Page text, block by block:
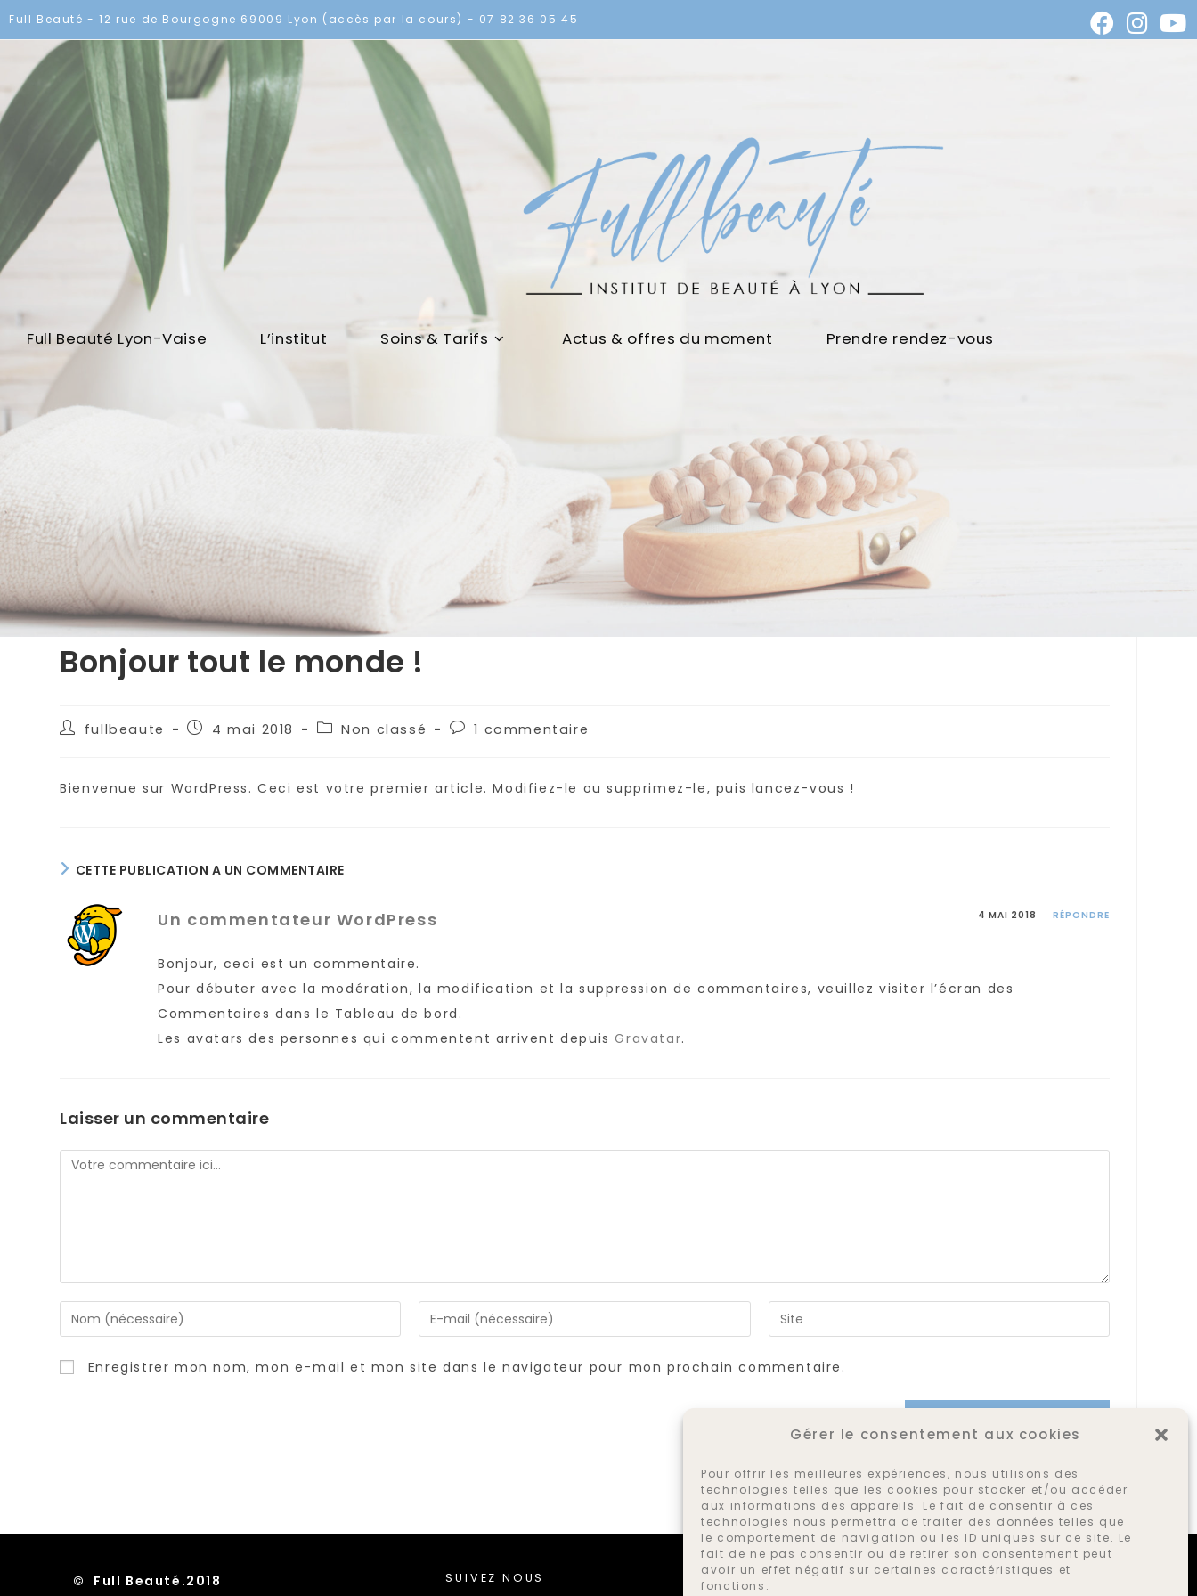
Gérer le consentement aux cookies
Pour offrir les meilleures expériences, nous utilisons des
technologies telles que les cookies pour stocker et/ou accéder
aux informations des appareils. Le fait de consentir à ces
technologies nous permettra de traiter des données telles que
le comportement de navigation ou les ID uniques sur ce site. Le
fait de ne pas consentir ou de retirer son consentement peut
avoir un effet négatif sur certaines caractéristiques et
fonctions.
Skip
to
content
Full Beauté - 12 rue de Bourgogne 69009 Lyon (accès par la cours) - 07 82 36 05 45
Full Beauté Lyon-Vaise L’institut Soins & Tarifs Actus & offres du moment Prendre rendez-vous
Bonjour tout le monde !
Auteur/autrice
publication :
fullbeaute
Publication
4 mai 2018
PostNon classé
Commentaires
publication :
1 commentaire
Bienvenue sur WordPress. Ceci est votre premier article. Modifiez-le ou supprimez-le, puis lancez-vous !
CETTE PUBLICATION A UN COMMENTAIRE
Un commentateur WordPress 4 MAI 2018 RÉPONDRE
Bonjour, ceci est un commentaire.
Pour débuter avec la modération, la modification et la suppression de commentaires, veuillez visiter l’écran des
Commentaires dans le Tableau de bord.
Les avatars des personnes qui commentent arrivent depuisGravatar.
Laisser un commentaire
Comment
Enter
your
name
Enter
your
email
Saisir
l’URL
de
(facultatif)
Enregistrer mon nom, mon e-mail et mon site dans le navigateur pour mon prochain commentaire.
© Full Beauté.2018 SUIVEZ NOUS 12, rue de Bourgogne 69009 Lyon